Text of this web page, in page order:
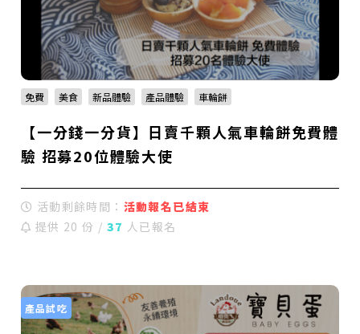
免費 美食 新品體驗 產品體驗 車輪餅
【一分錢一分貨】日賣千顆人氣車輪餅免費體
驗 招募20位體驗大使
活動剩餘時間： 活動報名已結束
提供 20 份 / 37 人已報名
產品試吃